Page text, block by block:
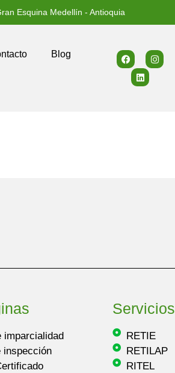
Esquina Medellín - Antioquia
Blog
imparcialidad
inspección
Servicios
RETIE
RETILAP
RITEL